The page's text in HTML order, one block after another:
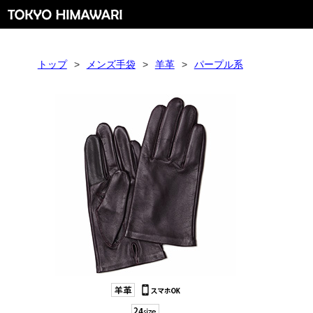
トップ > メンズ手袋 > 羊革 > パープル系